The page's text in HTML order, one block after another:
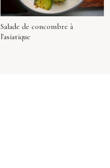
Salade de concombre à
l'asiatique